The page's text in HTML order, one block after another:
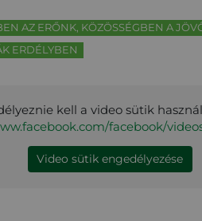
AZ ERŐNK, KÖZÖSSÉGBEN A
ERDÉLYBEN
kell a video sütik
facebook/
Video sütik engedélyezése